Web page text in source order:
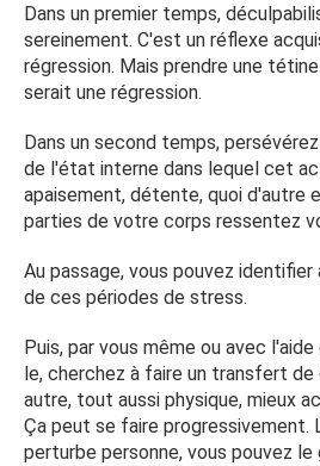
Dans un premier temps,
sereinement. C'est un réflexe
régression. Mais prendre une
serait une régression.
Dans un second temps,
de l'état interne dans lequel cet
apaisement, détente, quoi d'autre
parties de votre corps ressentez
Au passage, vous pouvez
de ces périodes de stress.
Puis, par vous même ou avec
le, cherchez à faire un transfert
autre, tout aussi physique, mieux
Ça peut se faire progressivement.
perturbe personne, vous pouvez